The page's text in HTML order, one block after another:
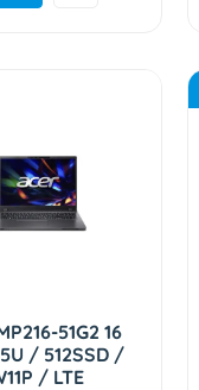
51G2 16
/ 512SSD /
/ LTE